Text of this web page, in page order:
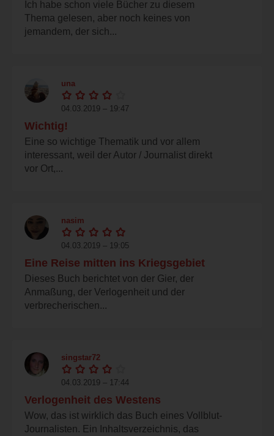
Ich habe schon viele Bücher zu diesem
Thema gelesen, aber noch keines von
jemandem, der sich...
una
04.03.2019 – 19:47
Wichtig!
Eine so wichtige Thematik und vor allem
interessant, weil der Autor / Journalist direkt
vor Ort,...
nasim
04.03.2019 – 19:05
Eine Reise mitten ins Kriegsgebiet
Dieses Buch berichtet von der Gier, der
Anmaßung, der Verlogenheit und der
verbrecherischen...
singstar72
04.03.2019 – 17:44
Verlogenheit des Westens
Wow, das ist wirklich das Buch eines Vollblut-
Journalisten. Ein Inhaltsverzeichnis, das